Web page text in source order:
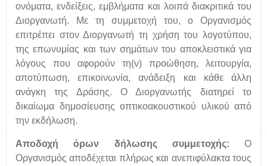
ονόματα, ενδείξεις, εμβλήματα και λοιπά διακριτικά του
Διοργανωτή. Με τη συμμετοχή του, ο Οργανισμός
επιτρέπει στον Διοργανωτή τη χρήση του λογοτύπου,
της επωνυμίας και των σημάτων του αποκλειστικά για
λόγους που αφορούν τη(ν) προώθηση, λειτουργία,
αποτύπωση, επικοινωνία, ανάδειξη και κάθε άλλη
ανάγκη της Δράσης. Ο Διοργανωτής διατηρεί το
δικαίωμα δημοσίευσης οπτικοακουστικού υλικού από
την εκδήλωση.
Αποδοχή όρων δήλωσης συμμετοχής: Ο
Οργανισμός αποδέχεται πλήρως και ανεπιφύλακτα τους